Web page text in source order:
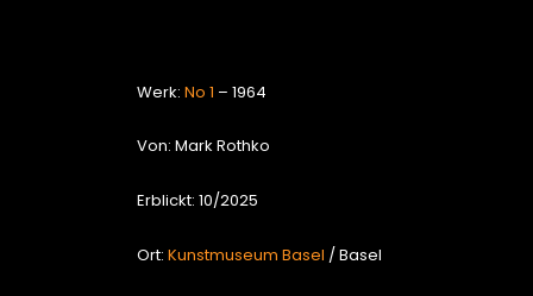
Werk: No 1 – 1964
Von: Mark Rothko
Erblickt: 10/2025
Ort: Kunstmuseum Basel / Basel